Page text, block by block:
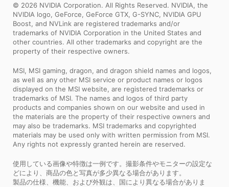
© 2026 NVIDIA Corporation. All Rights Reserved. NVIDIA, the
NVIDIA logo, GeForce, GeForce GTX, G-SYNC, NVIDIA GPU
Boost, and NVLink are registered trademarks and/or
trademarks of NVIDIA Corporation in the United States and
other countries. All other trademarks and copyright are the
property of their respective owners.
MSI, MSI gaming, dragon, and dragon shield names and logos,
as well as any other MSI service or product names or logos
displayed on the MSI website, are registered trademarks or
trademarks of MSI. The names and logos of third party
products and companies shown on our website and used in
the materials are the property of their respective owners and
may also be trademarks. MSI trademarks and copyrighted
materials may be used only with written permission from MSI.
Any rights not expressly granted herein are reserved.
使用している画像や特徴は一例です。撮影条件やモニターの設定な
どにより、商品の色と写真が多少異なる場合があります。
製品の仕様、機能、および外観は、国により異なる場合がありま